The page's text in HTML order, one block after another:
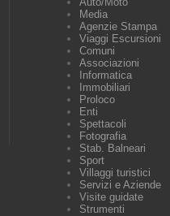
Media
Agenzie Stampa
Viaggi Escursioni
Comuni
Associazioni
Informatica
Immobiliari
Proloco
Enti
Spettacoli
Fotografia
Stab. Balneari
Sport
Villaggi turistici
Servizi e Aziende
Visite guidate
Strumenti